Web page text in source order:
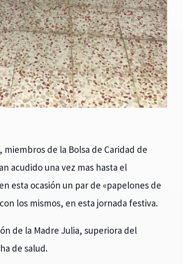
de la Bolsa de Caridad de
acudido una vez mas hasta el
esta ocasión un par de «papelones de
los mismos, en esta jornada festiva.
de la Madre Julia, superiora del
de salud.